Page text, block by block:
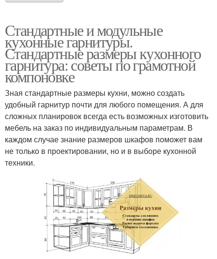
Стандартные и модульные
кухонные гарнитуры.
Стандартные размеры кухонного
гарнитура: советы по грамотной
компоновке
Зная стандартные размеры кухни, можно создать
удобный гарнитур почти для любого помещения. А для
сложных планировок всегда есть возможных изготовить
мебель на заказ по индивидуальным параметрам. В
каждом случае знание размеров шкафов поможет вам
не только в проектировании, но и в выборе кухонной
техники.